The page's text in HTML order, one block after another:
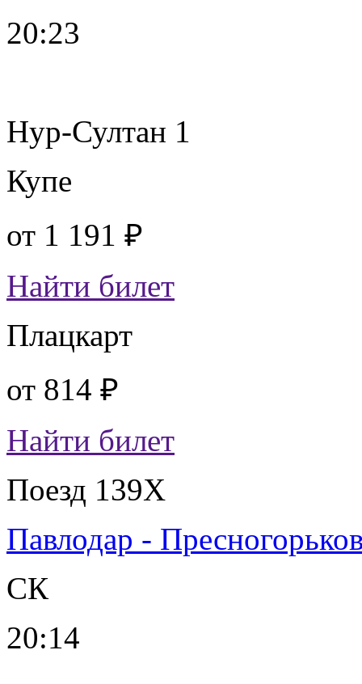
20:23
Нур-Султан 1
Купе
от 1 191 ₽
Найти билет
Плацкарт
от 814 ₽
Найти билет
Поезд 139Х
Павлодар -
СК
20:14